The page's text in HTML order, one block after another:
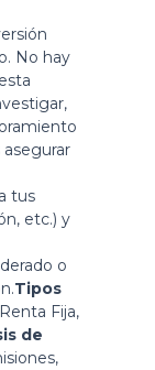
No hay
tus
etc.) y
o
Tipos
Fija,
de